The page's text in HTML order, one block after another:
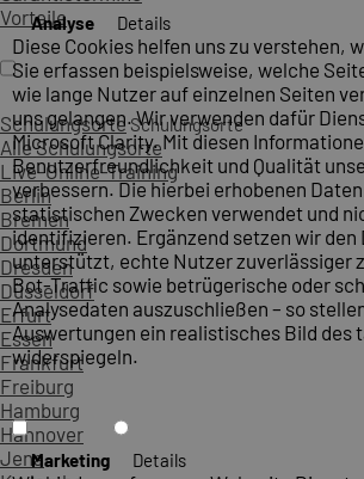
Vorteile
Schulungsorte Schulungsorte
Alle Schulungsorte
Live-Online-Training
Berlin
Bremen
Dortmund
Dresden
Düsseldorf
Erfurt
Essen
Frankfurt
Freiburg
Hamburg
Hannover
Jena
Analyse Details
Diese Cookies helfen uns zu verstehen,
Sie erfassen beispielsweise, welche
wie lange Nutzer auf einzelnen Seiten
uns gelangen. Wir verwenden dafür
Microsoft Clarity. Mit diesen
Benutzerfreundlichkeit und Qualität
verbessern. Die hierbei erhobenen
statistischen Zwecken verwendet und
identifizieren. Ergänzend setzen wir
unterstützt, echte Nutzer zuverlässiger
Bot-Traffic sowie betrügerische oder
Analysedaten auszuschließen – so
Auswertungen ein realistisches Bild
widerspiegeln.
Marketing Details